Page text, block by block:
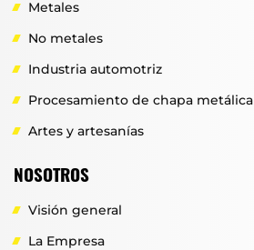
Metales
No metales
Industria automotriz
Procesamiento de chapa metálica
Artes y artesanías
NOSOTROS
Visión general
La Empresa